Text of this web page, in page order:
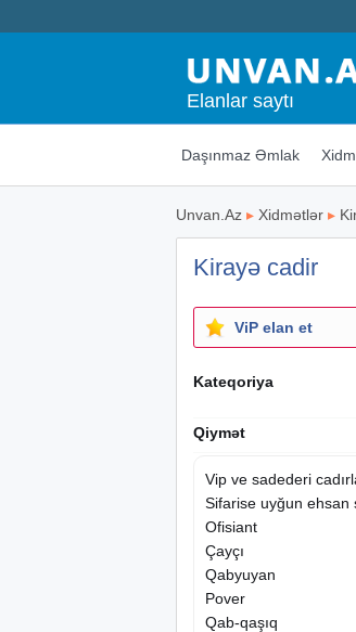
Elanlar saytı
Daşınmaz Əmlak
Unvan.Az ▸ Xidmətlər ▸
Kirayə cadir
ViP elan et
Kateqoriya
Qiymət
Vip ve sadederi
Sifarise uyğun ehsan
Ofisiant
Çayçı
Qabyuyan
Pover
Qab-qaşıq